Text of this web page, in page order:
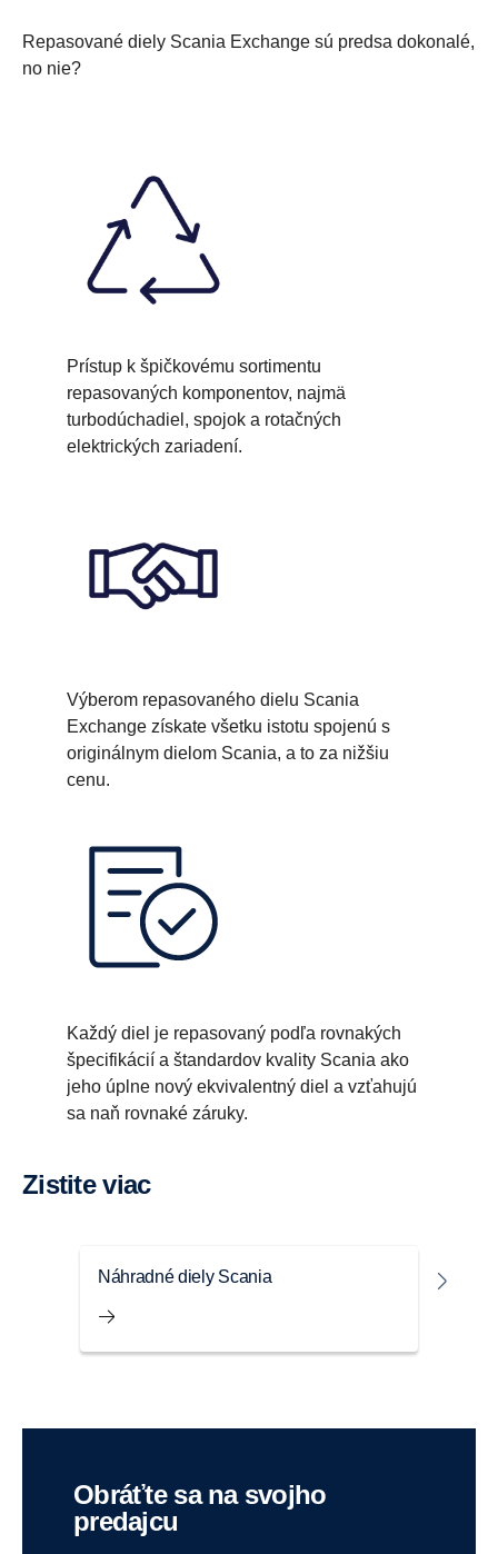
Repasované diely Scania Exchange sú predsa dokonalé,
no nie?
Prístup k špičkovému sortimentu
repasovaných komponentov, najmä
turbodúchadiel, spojok a rotačných
elektrických zariadení.
Výberom repasovaného dielu Scania
Exchange získate všetku istotu spojenú s
originálnym dielom Scania, a to za nižšiu
cenu.
Každý diel je repasovaný podľa rovnakých
špecifikácií a štandardov kvality Scania ako
jeho úplne nový ekvivalentný diel a vzťahujú
sa naň rovnaké záruky.
Zistite viac
Náhradné diely Scania
Obráťte sa na svojho
predajcu